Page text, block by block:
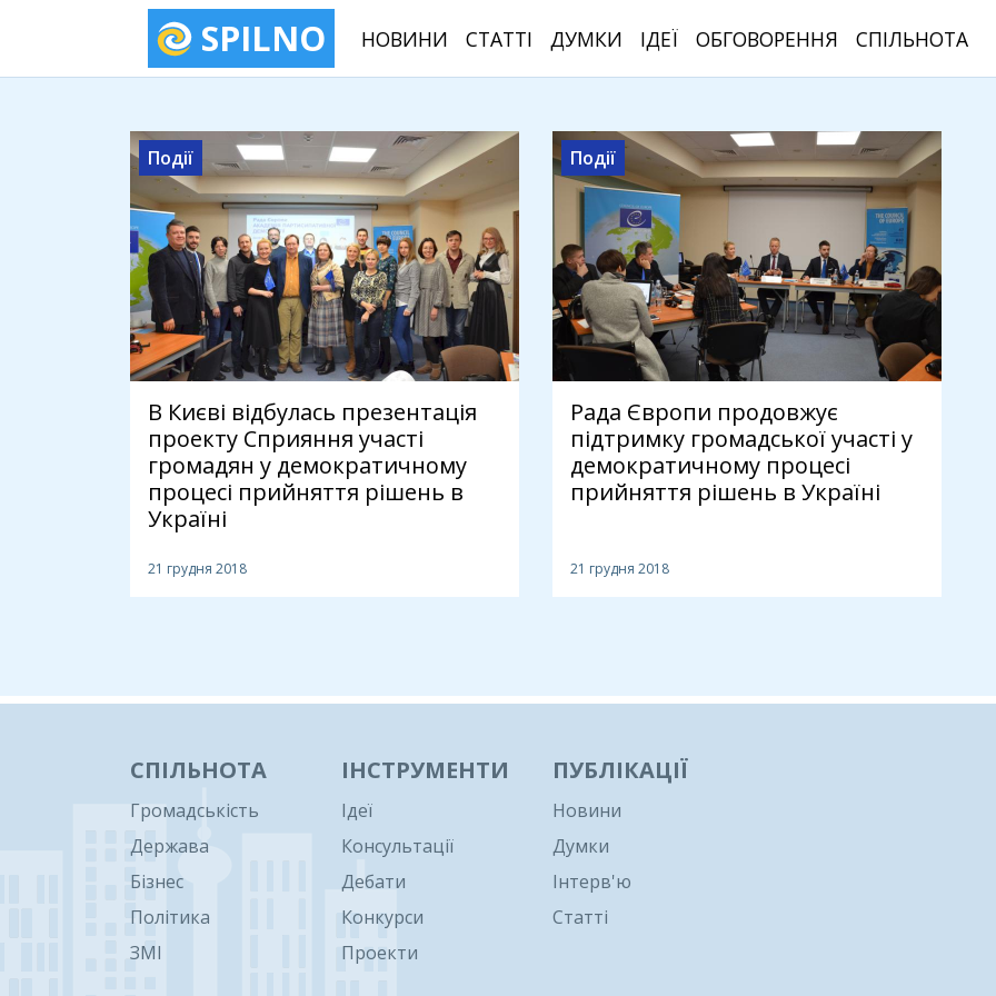
SPILNO НОВИНИ СТАТТІ ДУМКИ ІДЕЇ ОБГОВОРЕННЯ СПІЛЬНОТА
Події
В Києві відбулась презентація
проекту Сприяння участі
громадян у демократичному
процесі прийняття рішень в
Україні
21 грудня 2018
Події
Рада Європи продовжує
підтримку громадської участі у
демократичному процесі
прийняття рішень в Україні
21 грудня 2018
СПІЛЬНОТА
Громадськість
Держава
Бізнес
Політика
ЗМІ
ІНСТРУМЕНТИ
Ідеї
Консультації
Дебати
Конкурси
Проекти
ПУБЛІКАЦІЇ
Новини
Думки
Інтерв'ю
Статті